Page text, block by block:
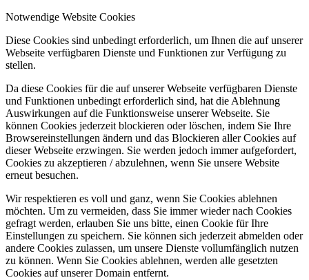
Notwendige Website Cookies
Diese Cookies sind unbedingt erforderlich, um Ihnen die auf unserer
Webseite verfügbaren Dienste und Funktionen zur Verfügung zu
stellen.
Da diese Cookies für die auf unserer Webseite verfügbaren Dienste
und Funktionen unbedingt erforderlich sind, hat die Ablehnung
Auswirkungen auf die Funktionsweise unserer Webseite. Sie
können Cookies jederzeit blockieren oder löschen, indem Sie Ihre
Browsereinstellungen ändern und das Blockieren aller Cookies auf
dieser Webseite erzwingen. Sie werden jedoch immer aufgefordert,
Cookies zu akzeptieren / abzulehnen, wenn Sie unsere Website
erneut besuchen.
Wir respektieren es voll und ganz, wenn Sie Cookies ablehnen
möchten. Um zu vermeiden, dass Sie immer wieder nach Cookies
gefragt werden, erlauben Sie uns bitte, einen Cookie für Ihre
Einstellungen zu speichern. Sie können sich jederzeit abmelden oder
andere Cookies zulassen, um unsere Dienste vollumfänglich nutzen
zu können. Wenn Sie Cookies ablehnen, werden alle gesetzten
Cookies auf unserer Domain entfernt.